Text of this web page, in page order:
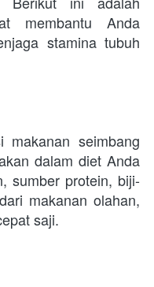
membantu Anda
stamina tubuh
makanan seimbang
dalam diet Anda
sumber protein, biji-
makanan olahan,
saji.